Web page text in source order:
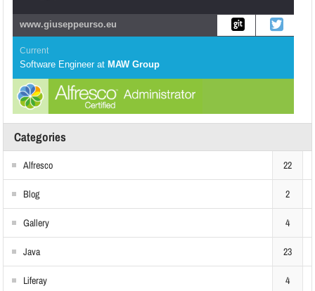
www.giuseppeurso.eu
Current
Software Engineer at MAW Group
Categories
Alfresco 22
Blog 2
Gallery 4
Java 23
Liferay 4